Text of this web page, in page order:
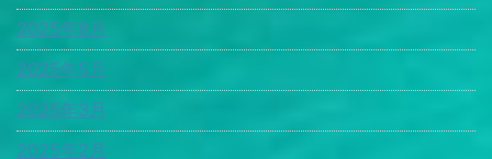
2025年8月
2025年5月
2025年3月
2025年2月